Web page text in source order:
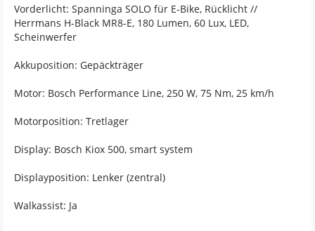
Vorderlicht: Spanninga SOLO für E-Bike, Rücklicht //
Herrmans H-Black MR8-E, 180 Lumen, 60 Lux, LED,
Scheinwerfer
Akkuposition: Gepäckträger
Motor: Bosch Performance Line, 250 W, 75 Nm, 25 km/h
Motorposition: Tretlager
Display: Bosch Kiox 500, smart system
Displayposition: Lenker (zentral)
Walkassist: Ja